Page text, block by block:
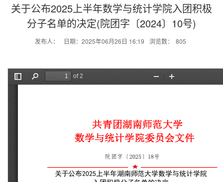
关于公布2025上半年数学与统计学院入团积极
分子名单的决定(院团字〔2024〕10号)
发布人： 日期：2025年06月26日 16:19 浏览数： 805